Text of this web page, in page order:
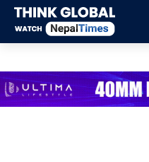
Skip
content